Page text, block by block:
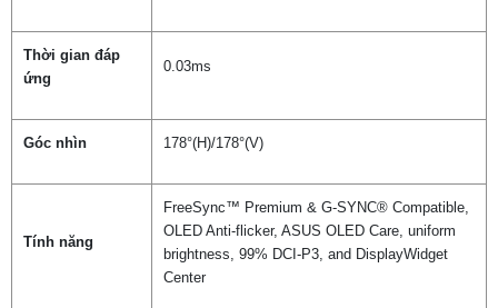
Thời gian đáp
ứng
0.03ms
Góc nhìn 178°(H)/178°(V)
Tính năng
FreeSync™ Premium & G-SYNC® Compatible,
OLED Anti-flicker, ASUS OLED Care, uniform
brightness, 99% DCI-P3, and DisplayWidget
Center